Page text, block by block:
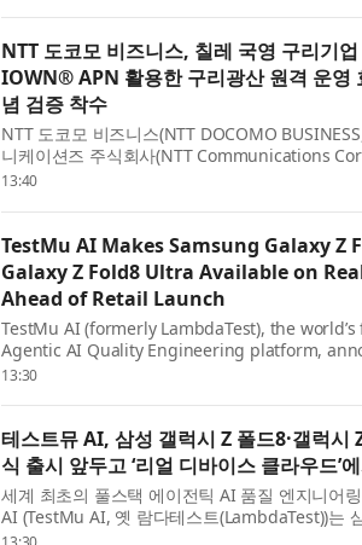
NTT 도코모 비즈니스, 칠레 국영 구리기업
IOWN® APN 활용한 구리광산 원격 운영
념 검증 착수
NTT 도코모 비즈니스(NTT DOCOMO
니케이션즈 주식회사(NTT Communications
IOWN® 올포토닉스 네트워크(All-Photonics
13:40
TestMu AI Makes Samsung Galaxy Z
Galaxy Z Fold8 Ultra Available on
Ahead of Retail Launch
TestMu AI (formerly LambdaTest), the
Agentic AI Quality Engineering platform,
Samsung Galaxy Z Fold8 and Galaxy Z Fold8
13:30
테스트뮤 AI, 삼성 갤럭시 Z 폴드8·갤럭시
식 출시 앞두고 ‘리얼 디바이스 클라우드’
세계 최초의 풀스택 에이전틱 AI 품질 엔지니어
AI (TestMu AI, 옛 람다테스트(LambdaTest))는
과 갤럭시 Z 폴드8 울트라를 자사의 리얼 디바이